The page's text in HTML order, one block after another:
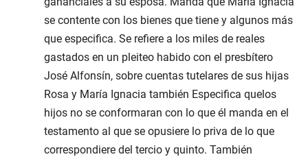
se contente con los bienes que tiene y algunos más
que especifica. Se refiere a los miles de reales
gastados en un pleiteo habido con el presbítero
José Alfonsín, sobre cuentas tutelares de sus hijas
Rosa y María Ignacia también Especifica quelos
hijos no se conformaran con lo que él manda en el
testamento al que se opusiere lo priva de lo que
correspondiere del tercio y quinto. También